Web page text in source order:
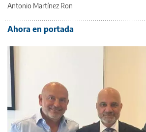
Antonio Martínez Ron
Ahora en portada